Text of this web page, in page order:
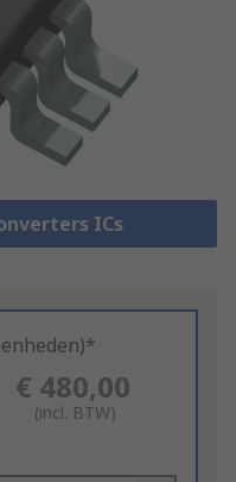
ICs
€ 480,00
(incl. BTW)